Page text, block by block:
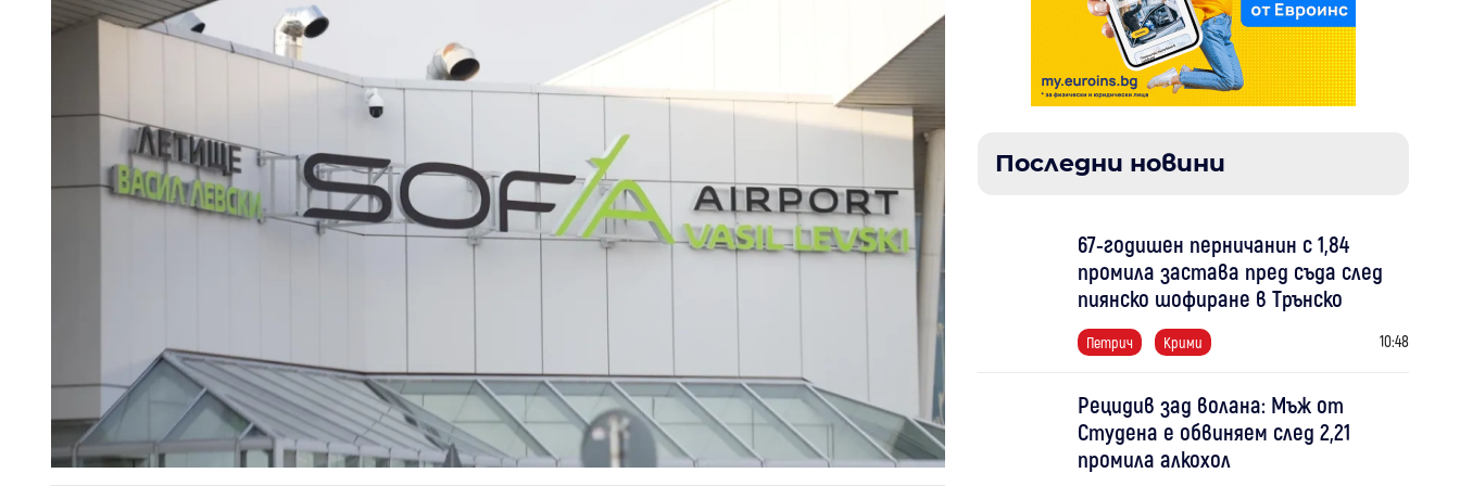
Последни новини
67-годишен перничанин с 1,84
промила застава пред съда след
пиянско шофиране в Трънско
Петрич Крими 10:48
Рецидив зад волана: Мъж от
Студена е обвиняем след 2,21
промила алкохол